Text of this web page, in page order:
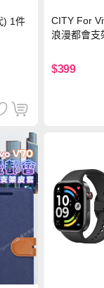
) 1件
CITY For
浪漫都會支
$399